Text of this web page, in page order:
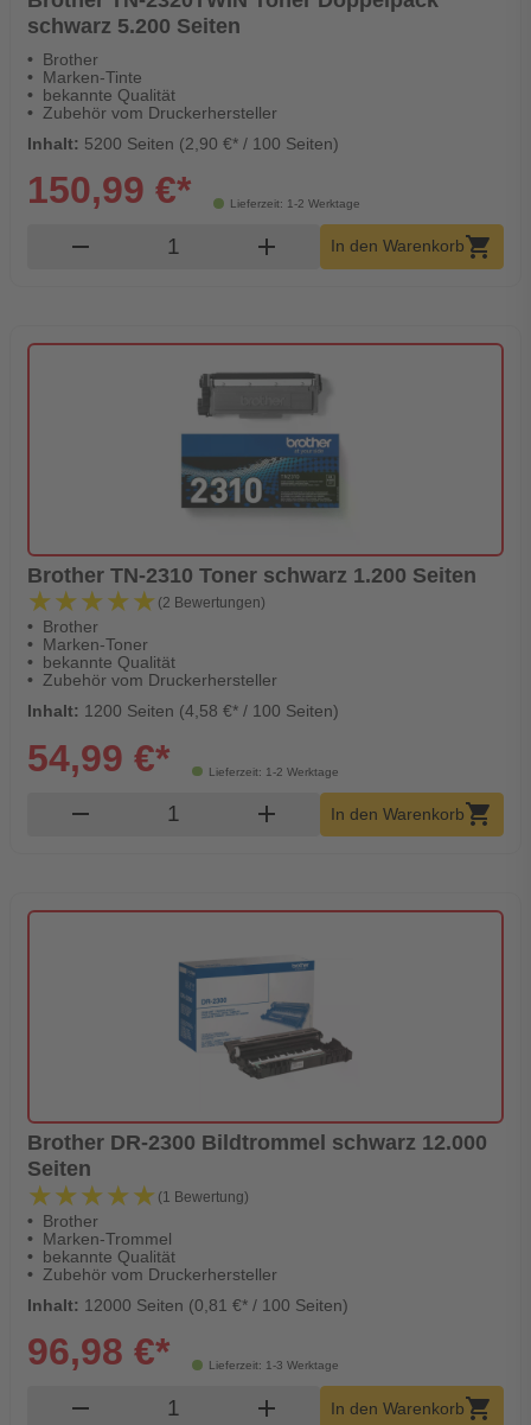
schwarz 5.200 Seiten
Brother
Marken-Tinte
bekannte Qualität
Zubehör vom Druckerhersteller
Inhalt: 5200 Seiten (2,90 €* / 100 Seiten)
Lieferzeit: 1-2 Werktage
150,99 €*
remove Produkt Warenkorb Menge
add In den Warenkorbshopping_cart
Brother TN-2310 Toner schwarz 1.200 Seiten
★★★★★
★★★★★ (2 Bewertungen)
Brother
Marken-Toner
bekannte Qualität
Zubehör vom Druckerhersteller
Inhalt: 1200 Seiten (4,58 €* / 100 Seiten)
Lieferzeit: 1-2 Werktage
54,99 €*
remove Produkt Warenkorb Menge
add In den Warenkorb shopping_cart
Brother DR-2300 Bildtrommel schwarz 12.000
Seiten
★★★★★
★★★★★ (1 Bewertung)
Brother
Marken-Trommel
bekannte Qualität
Zubehör vom Druckerhersteller
Inhalt: 12000 Seiten (0,81 €* / 100 Seiten)
Lieferzeit: 1-3 Werktage
96,98 €*
remove Produkt Warenkorb Menge
add In den Warenkorbshopping_cart